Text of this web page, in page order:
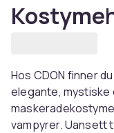
Hos CDON finner
elegante,
vampyrer. Uansett